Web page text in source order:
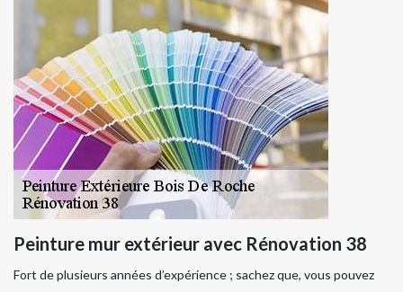
Peinture mur extérieur avec Rénovation 38
Fort de plusieurs années d’expérience ; sachez que, vous pouvez